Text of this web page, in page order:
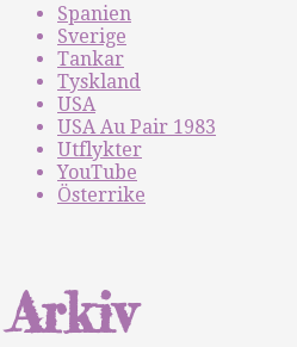
Spanien
Sverige
Tankar
Tyskland
USA
USA Au Pair 1983
Utflykter
YouTube
Österrike
Arkiv